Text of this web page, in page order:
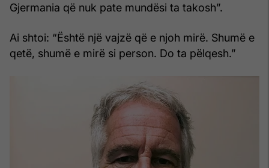
Gjermania që nuk pate mundësi ta takosh”.
Ai shtoi: “Është një vajzë që e njoh mirë. Shumë e
qetë, shumë e mirë si person. Do ta pëlqesh.”